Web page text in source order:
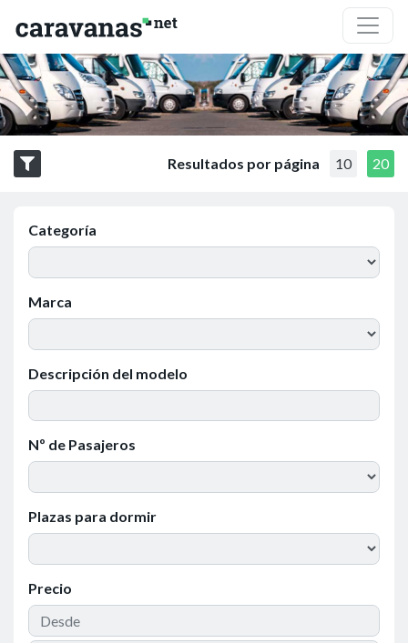
Resultados por página 10 20
Categoría
Marca
Descripción del modelo
Nº de Pasajeros
Plazas para dormir
Precio